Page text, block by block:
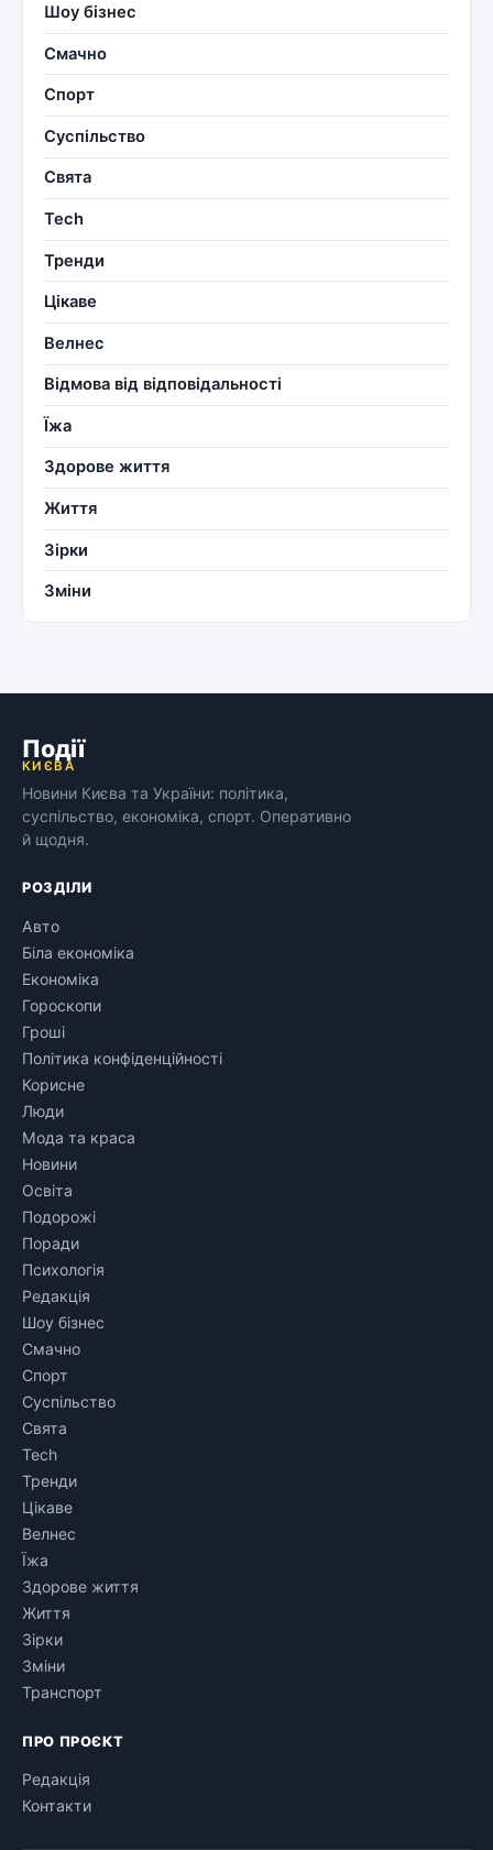
Шоу бізнес
Смачно
Спорт
Суспільство
Свята
Tech
Тренди
Цікаве
Велнес
Відмова від відповідальності
Їжа
Здорове життя
Життя
Зірки
Зміни
Події
КИЄВА
Новини Києва та України: політика,
суспільство, економіка, спорт. Оперативно
й щодня.
РОЗДІЛИ
Авто
Біла економіка
Економіка
Гороскопи
Гроші
Політика конфіденційності
Корисне
Люди
Мода та краса
Новини
Освіта
Подорожі
Поради
Психологія
Редакція
Шоу бізнес
Смачно
Спорт
Суспільство
Свята
Tech
Тренди
Цікаве
Велнес
Їжа
Здорове життя
Життя
Зірки
Зміни
Транспорт
ПРО ПРОЄКТ
Редакція
Контакти